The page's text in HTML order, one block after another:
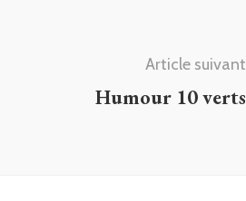
Article suivant
Humour 10 verts